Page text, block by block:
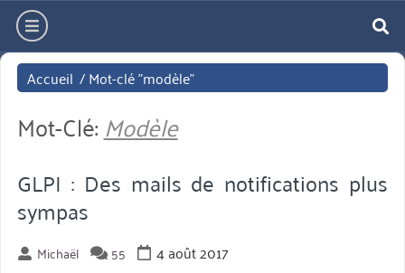
Aller
directement
au
contenu
hamburger
Accueil /Mot-clé "modèle"
Mot-Clé: Modèle
GLPI : Des mails de notifications plus
sympas
Michaël 55
4 août 2017